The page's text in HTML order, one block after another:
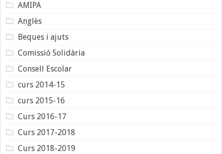
AMIPA
Anglès
Beques i ajuts
Comissió Solidària
Consell Escolar
curs 2014-15
curs 2015-16
Curs 2016-17
Curs 2017-2018
Curs 2018-2019